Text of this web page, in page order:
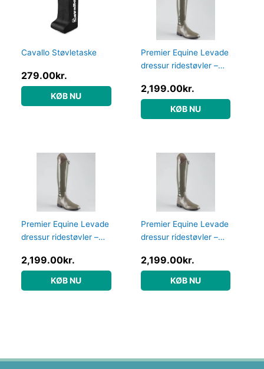
Cavallo Støvletaske
279.00kr.
KØB NU
Premier Equine Levade
dressur ridestøvler –
2,199.00kr.
KØB NU
Premier Equine Levade
dressur ridestøvler –
2,199.00kr.
KØB NU
Premier Equine Levade
dressur ridestøvler –
2,199.00kr.
KØB NU